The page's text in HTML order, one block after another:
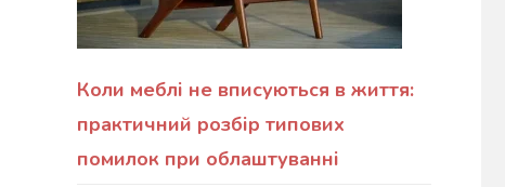
Коли меблі не вписуються в життя:
практичний розбір типових
помилок при облаштуванні